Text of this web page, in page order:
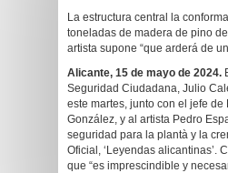
La estructura central la
toneladas de madera de pino
artista supone “que arderá de
Alicante, 15 de mayo de 2024.
Seguridad Ciudadana, Julio
este martes, junto con el jefe de
González, y al artista Pedro
seguridad para la plantà y la
Oficial, ‘Leyendas alicantinas’.
que “es imprescindible y